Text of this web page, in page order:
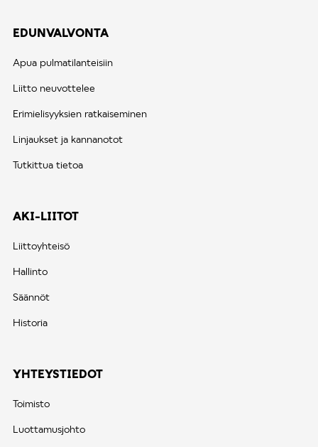
EDUNVALVONTA
Apua pulmatilanteisiin
Liitto neuvottelee
Erimielisyyksien ratkaiseminen
Linjaukset ja kannanotot
Tutkittua tietoa
AKI-LIITOT
Liittoyhteisö
Hallinto
Säännöt
Historia
YHTEYSTIEDOT
Toimisto
Luottamusjohto